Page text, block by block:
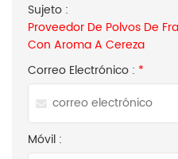
Sujeto :
Proveedor De Polvos De
Con Aroma A Cereza
Correo Electrónico : *
Móvil :